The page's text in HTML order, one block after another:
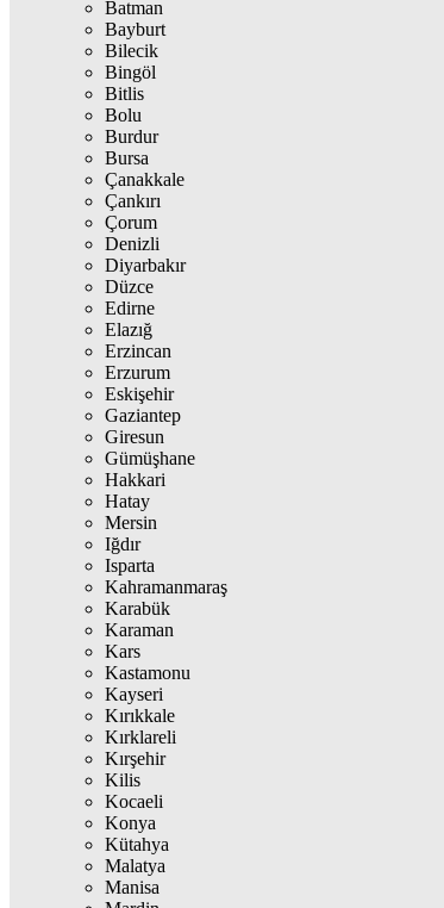
Batman
Bayburt
Bilecik
Bingöl
Bitlis
Bolu
Burdur
Bursa
Çanakkale
Çankırı
Çorum
Denizli
Diyarbakır
Düzce
Edirne
Elazığ
Erzincan
Erzurum
Eskişehir
Gaziantep
Giresun
Gümüşhane
Hakkari
Hatay
Mersin
Iğdır
Isparta
Kahramanmaraş
Karabük
Karaman
Kars
Kastamonu
Kayseri
Kırıkkale
Kırklareli
Kırşehir
Kilis
Kocaeli
Konya
Kütahya
Malatya
Manisa